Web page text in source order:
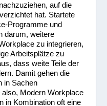
auf die
hat. Startete
Programme und
darum, weitere
zu integrieren,
Arbeitsplätze zu
dass weite Teile der
Damit gehen die
in Sachen
Modern Workplace
in Kombination oft eine